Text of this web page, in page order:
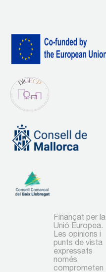
Finançat per la
Unió Europea.
Les opinions i
punts de vista
expressats
només
comprometen